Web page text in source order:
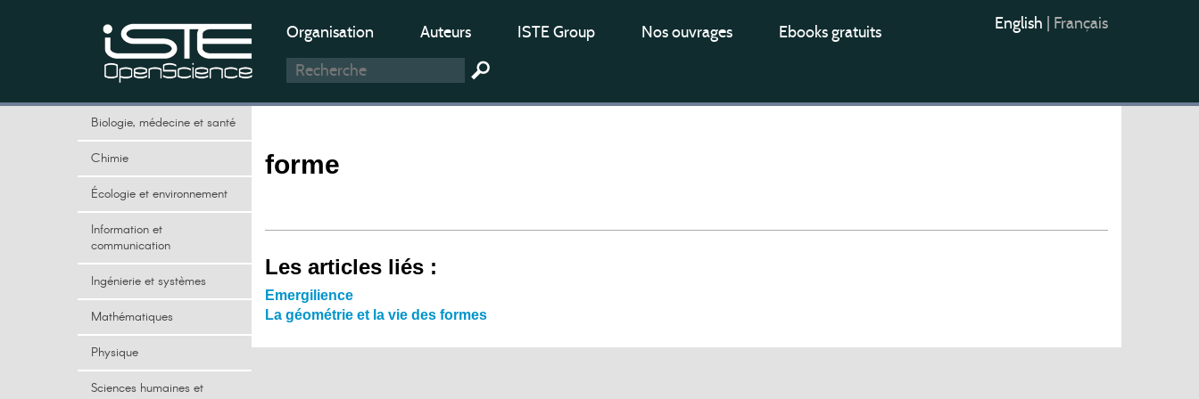
Organisation Auteurs ISTE Group Nos ouvrages Ebooks gratuits English Français
Biologie, médecine et santé
Chimie
Écologie et environnement
Information et
communication
Ingénierie et systèmes
Mathématiques
Physique
Sciences humaines et
forme
Les articles liés :
Emergilience
La géométrie et la vie des formes